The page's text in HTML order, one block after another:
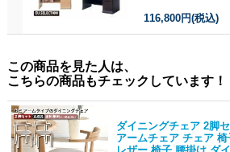
116,800円(税込)
この商品を見た人は、
こちらの商品もチェックしています！
ダイニングチェア 2脚
アームチェア チェア